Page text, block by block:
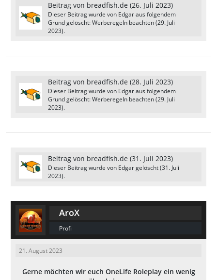
Beitrag von breadfish.de (26. Juli 2023)
Dieser Beitrag wurde von Edgaraus folgendem
Grund gelöscht: Werberegeln beachten (29. Juli
2023).
Beitrag von breadfish.de (28. Juli 2023)
Dieser Beitrag wurde von Edgaraus folgendem
Grund gelöscht: Werberegeln beachten (29. Juli
2023).
Beitrag von breadfish.de (31. Juli 2023)
Dieser Beitrag wurde von Edgargelöscht (31. Juli
2023).
AroX
Profi
21. August 2023
Gerne möchten wir euch OneLife Roleplay ein wenig